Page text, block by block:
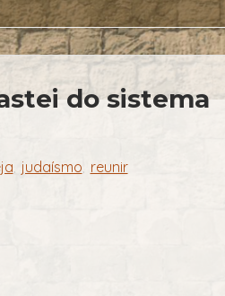
do sistema
judaísmo reunir